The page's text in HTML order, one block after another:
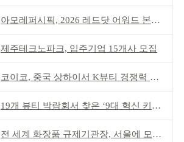
아모레퍼시픽, 2026 레드닷 어워드 본상 2개 수상
제주테크노파크, 입주기업 15개사 모집
코이코, 중국 상하이서 K뷰티 경쟁력 알려
19개 뷰티 박람회서 찾은 ‘9대 혁신 키워드’
전 세계 화장품 규제기관장, 서울에 모인다